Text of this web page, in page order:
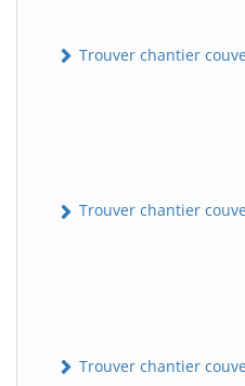
Trouver chantier
Trouver chantier
Trouver chantier